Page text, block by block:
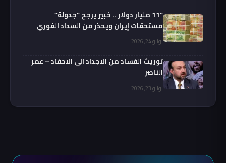
“11 مليار دولار .. خبير يرجح “جدولة”
مستحقات إيران ويحذر من السداد الفوري
يوليو 24, 2026
توريث الفساد من الاجداد الى الاحفاد – عمر
الناصر
يوليو 23, 2026